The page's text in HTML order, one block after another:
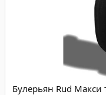
Булерьян Rud Макси